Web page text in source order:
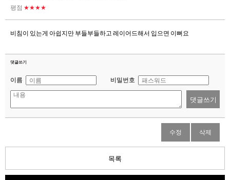
평점 ★★★★
비침이 있는게 아쉽지만 부들부들하고 레이어드해서 입으면 이뻐요
댓글쓰기
이름 비밀번호
댓글쓰기
수정 삭제
목록